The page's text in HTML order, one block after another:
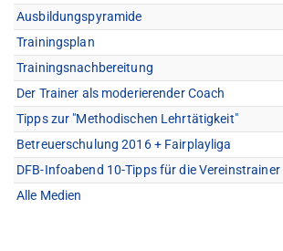
Ausbildungspyramide
Trainingsplan
Trainingsnachbereitung
Der Trainer als moderierender Coach
Tipps zur "Methodischen Lehrtätigkeit"
Betreuerschulung 2016 + Fairplayliga
DFB-Infoabend 10-Tipps für die Vereinstrainer
Alle Medien
Fußball
Mädchen & Damenfußball
Trainingszeiten
Mannschaften
Walking Football
Vereinsspielplan
Quicklinks
Sportangebote
Abteilungen
Angebote mobile
Angebote SportWelt